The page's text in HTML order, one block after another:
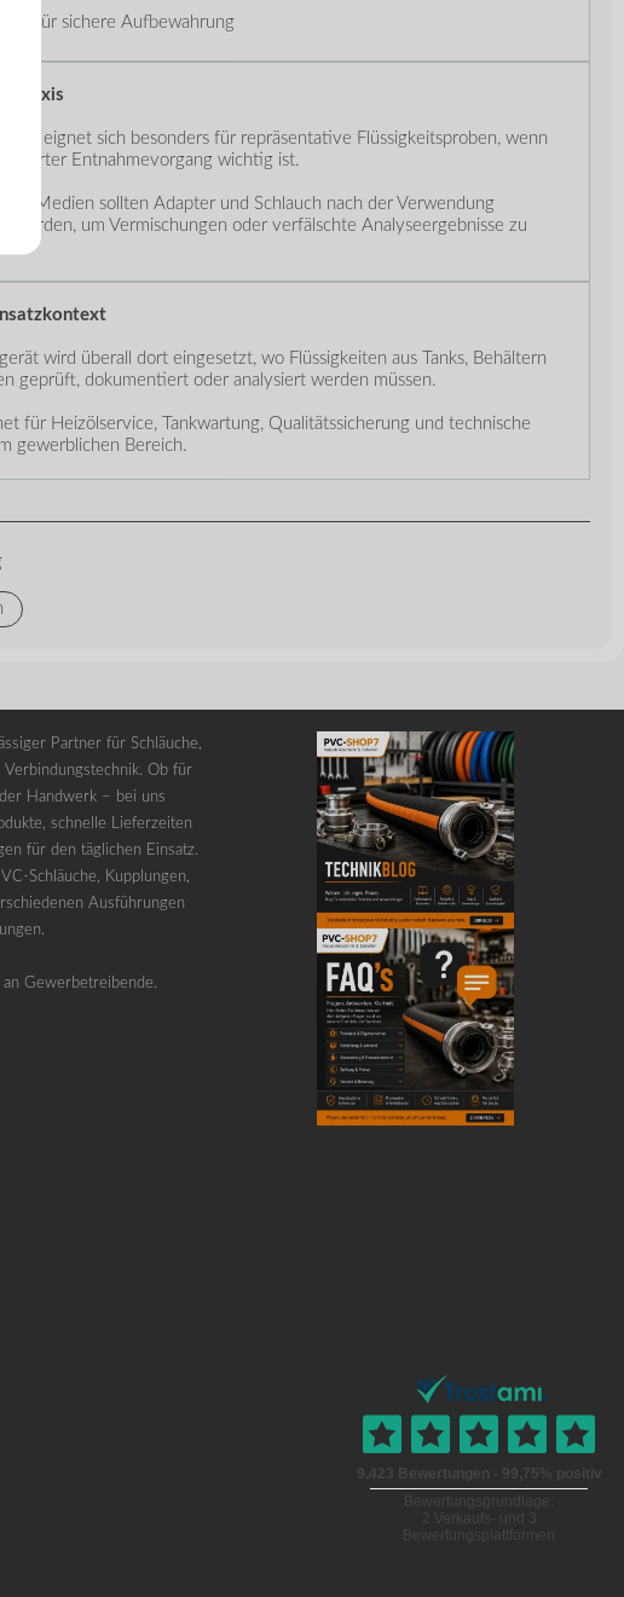
für sichere Aufbewahrung
Praxis
eignet sich besonders für repräsentative Flüssigkeitsproben, wenn
Entnahmevorgang wichtig ist.
Medien sollten Adapter und Schlauch nach der Verwendung
werden, um Vermischungen oder verfälschte Analyseergebnisse zu
wird überall dort eingesetzt, wo Flüssigkeiten aus Tanks, Behältern
geprüft, dokumentiert oder analysiert werden müssen.
für Heizölservice, Tankwartung, Qualitätssicherung und technische
gewerblichen Bereich.
Partner für Schläuche,
Ob für
Handwerk – bei uns
schnelle Lieferzeiten
für den täglichen Einsatz.
Schläuche, Kupplungen,
Ausführungen
Gewerbetreibende.